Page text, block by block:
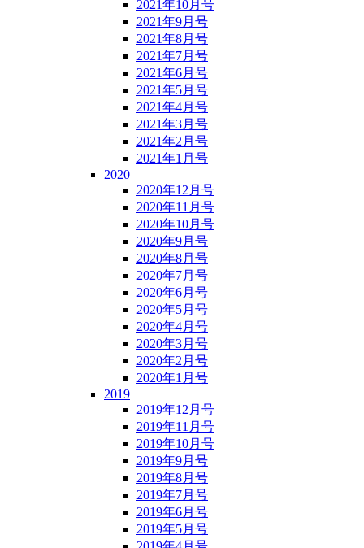
2021年10月号
2021年9月号
2021年8月号
2021年7月号
2021年6月号
2021年5月号
2021年4月号
2021年3月号
2021年2月号
2021年1月号
2020
2020年12月号
2020年11月号
2020年10月号
2020年9月号
2020年8月号
2020年7月号
2020年6月号
2020年5月号
2020年4月号
2020年3月号
2020年2月号
2020年1月号
2019
2019年12月号
2019年11月号
2019年10月号
2019年9月号
2019年8月号
2019年7月号
2019年6月号
2019年5月号